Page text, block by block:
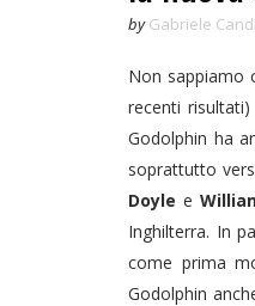
by Gabriele Candi
Non sappiamo
recenti
Godolphin ha
soprattutto
Doyle e
Inghilterra. In
come prima
Godolphin